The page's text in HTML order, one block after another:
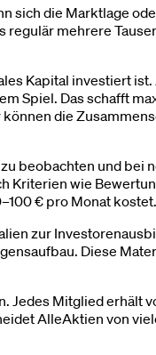
die Marktlage
mehrere
Kapital investiert
Spiel. Das schafft
die
beobachten und
wie
€ pro Monat kostet.
zur
Diese
Jedes Mitglied
AlleAktien von